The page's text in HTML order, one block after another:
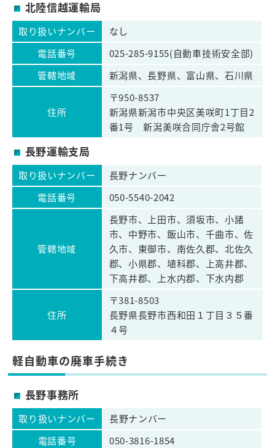
北陸信越運輸局
取り扱いナンバー
なし
電話番号
025-285-9155(自動車技術安全部)
管轄地域
新潟県、長野県、富山県、石川県
住所
〒950-8537
新潟県新潟市中央区美咲町1丁目2
番1号 新潟美咲合同庁舎2号館
長野運輸支局
取り扱いナンバー
長野ナンバー
電話番号
050-5540-2042
管轄地域
長野市、上田市、須坂市、小諸
市、中野市、飯山市、千曲市、佐
久市、東御市、南佐久郡、北佐久
郡、小県郡、埴科郡、上高井郡、
下高井郡、上水内郡、下水内郡
住所
〒381-8503
長野県長野市西和田１丁目３５番
４号
軽自動車の廃車手続き
長野事務所
取り扱いナンバー
長野ナンバー
電話番号
050-3816-1854